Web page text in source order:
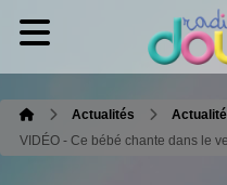
Actualités
VIDÉO - Ce bébé chante dans le